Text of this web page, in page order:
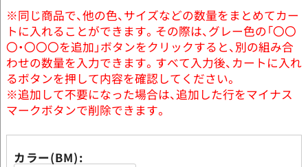
※同じ商品で、他の色、サイズなどの数量をまとめてカー
トに入れることができます。その際は、グレー色の「〇〇
〇・〇〇〇を追加」ボタンをクリックすると、別の組み合
わせの数量を入力できます。すべて入力後、カートに入れ
るボタンを押して内容を確認してください。
※追加して不要になった場合は、追加した行をマイナス
マークボタンで削除できます。
カラー(BM)